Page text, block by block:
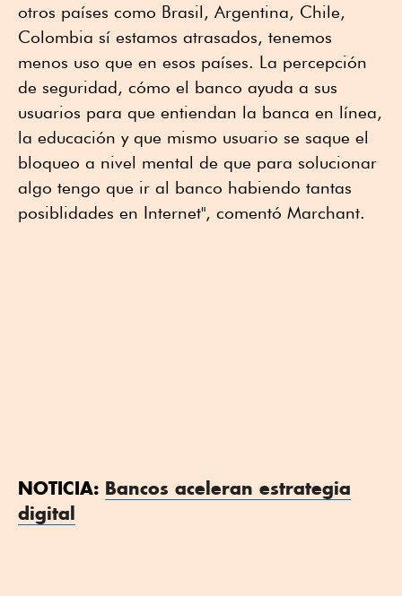
otros países como Brasil, Argentina, Chile,
Colombia sí estamos atrasados, tenemos
menos uso que en esos países. La percepción
de seguridad, cómo el banco ayuda a sus
usuarios para que entiendan la banca en línea,
la educación y que mismo usuario se saque el
bloqueo a nivel mental de que para solucionar
algo tengo que ir al banco habiendo tantas
posiblidades en Internet", comentó Marchant.
NOTICIA: Bancos aceleran estrategia
digital